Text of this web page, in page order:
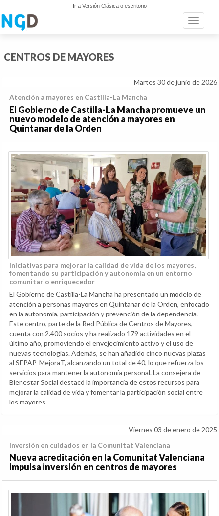
Ir a Versión Clásica o escritorio
Toggle
CENTROS DE MAYORES
Martes 30 de junio de 2026
Atención a mayores en Castilla-La Mancha
El Gobierno de Castilla-La Mancha promueve un
nuevo modelo de atención a mayores en
Quintanar de la Orden
Iniciativas para mejorar la calidad de vida de los mayores,
fomentando su participación y autonomía en un entorno
comunitario enriquecedor
El Gobierno de Castilla-La Mancha ha presentado un modelo de
atención a personas mayores en Quintanar de la Orden, enfocado
en la autonomía, participación y prevención de la dependencia.
Este centro, parte de la Red Pública de Centros de Mayores,
cuenta con 2.400 socios y ha realizado 179 actividades en el
último año, promoviendo el envejecimiento activo y el uso de
nuevas tecnologías. Además, se han añadido cinco nuevas plazas
al SEPAP-MejoraT, alcanzando un total de 40, lo que refuerza los
servicios para mantener la autonomía personal. La consejera de
Bienestar Social destacó la importancia de estos recursos para
mejorar la calidad de vida y fomentar la participación social entre
los mayores.
Viernes 03 de enero de 2025
Inversión en cuidados en la Comunitat Valenciana
Nueva acreditación en la Comunitat Valenciana
impulsa inversión en centros de mayores